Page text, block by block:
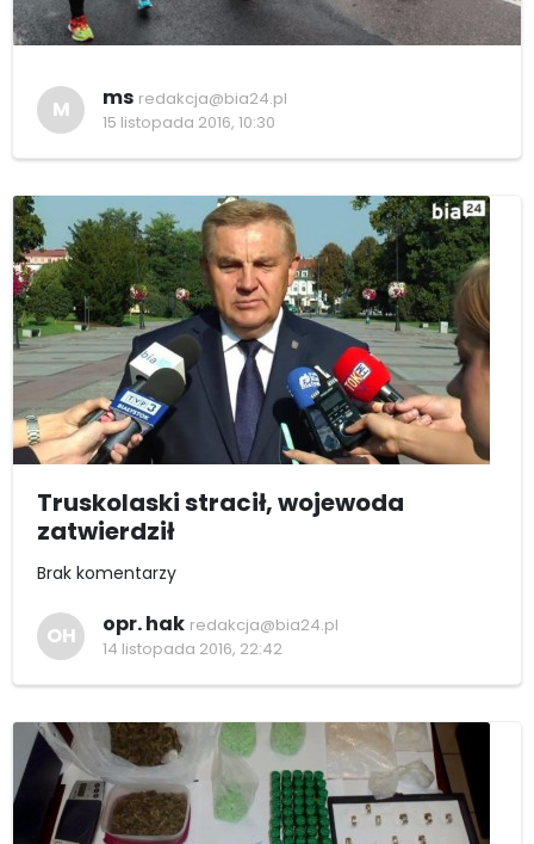
M ms redakcja@bia24.pl
15 listopada 2016, 10:30
Truskolaski stracił, wojewoda
zatwierdził
Brak komentarzy
OH opr. hak redakcja@bia24.pl
14 listopada 2016, 22:42